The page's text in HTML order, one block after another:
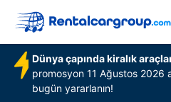
Dünya çapında kiralık
promosyon 11 Ağustos
bugün yararlanın!